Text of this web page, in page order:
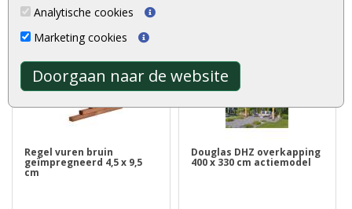
Analytische cookies
Marketing cookies
Doorgaan naar de website
Geef beoordeling
Klanten kochten ook
Regel vuren bruin
geïmpregneerd 4,5 x 9,5
cm
Douglas DHZ overkapping
400 x 330 cm actiemodel